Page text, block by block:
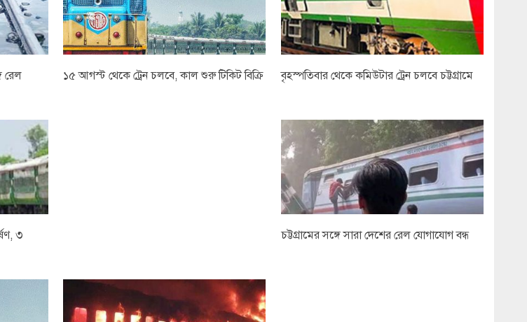
রেল
১৫ আগস্ট থেকে ট্রেন চলবে, কাল শুরু টিকিট বিক্রি বৃহস্পতিবার থেকে কমিউটার ট্রেন চলবে চট্টগ্রামে
৩
চট্টগ্রামের সঙ্গে সারা দেশের রেল যোগাযোগ বন্ধ